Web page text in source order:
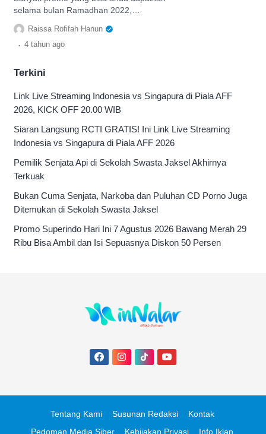
selama bulan Ramadhan 2022,
diantaranya promo gerai retail Alfamart
dan Indomaret, cek lengkapnya
Raissa Rofifah Hanun
. 4 tahun ago
Terkini
Link Live Streaming Indonesia vs Singapura di Piala AFF
2026, KICK OFF 20.00 WIB
Siaran Langsung RCTI GRATIS! Ini Link Live Streaming
Indonesia vs Singapura di Piala AFF 2026
Pemilik Senjata Api di Sekolah Swasta Jaksel Akhirnya
Terkuak
Bukan Cuma Senjata, Narkoba dan Puluhan CD Porno Juga
Ditemukan di Sekolah Swasta Jaksel
Promo Superindo Hari Ini 7 Agustus 2026 Bawang Merah 29
Ribu Bisa Ambil dan Isi Sepuasnya Diskon 50 Persen
Tentang Kami Susunan Redaksi
Kontak
Pedoman Media Siber
Kebijakan Privasi Info Iklan